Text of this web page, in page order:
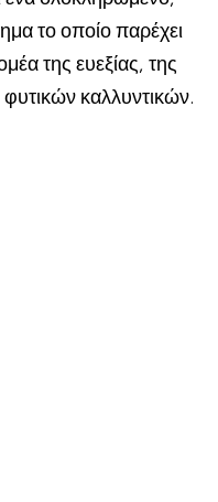
το οποίο παρέχει
της ευεξίας, της
καλλυντικών.